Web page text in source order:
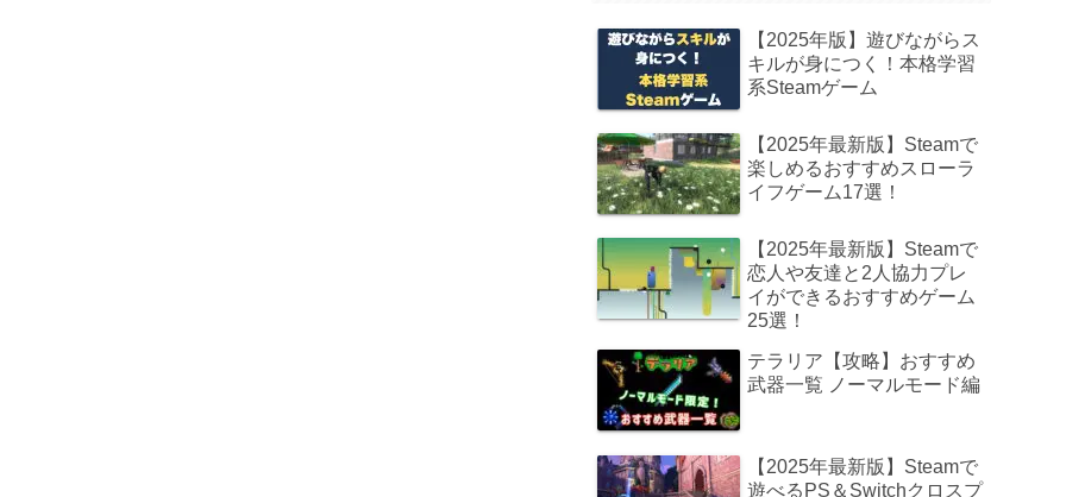
【2025年版】遊びながらス
キルが身につく！本格学習
系Steamゲーム
【2025年最新版】Steamで
楽しめるおすすめスローラ
イフゲーム17選！
【2025年最新版】Steamで
恋人や友達と2人協力プレ
イができるおすすめゲーム
25選！
テラリア【攻略】おすすめ
武器一覧 ノーマルモード編
【2025年最新版】Steamで
遊べるPS＆Switchクロスプ